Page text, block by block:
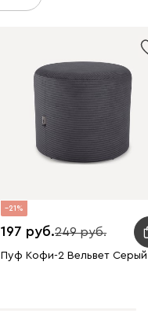
21
197 249
Пуф Кофи-2 Вельвет Серый